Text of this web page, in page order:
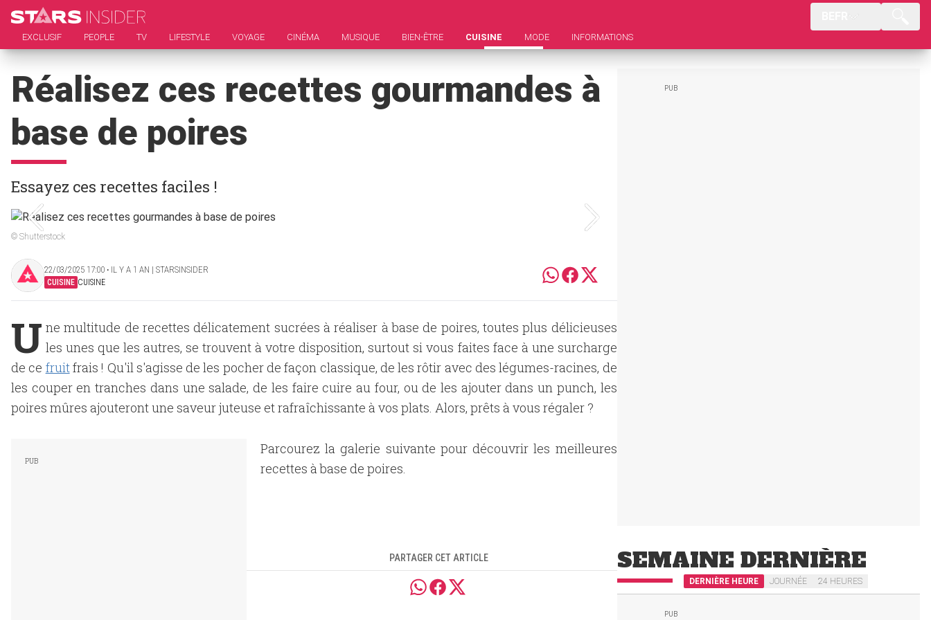
EXCLUSIF PEOPLE TV LIFESTYLE VOYAGE CINÉMA MUSIQUE BIEN-ÊTRE CUISINE MODE INFORMATIONS
Réalisez ces recettes gourmandes à
base de poires
Essayez ces recettes faciles !
© Shutterstock
22/03/2025 17:00 ‧ IL Y A 1 AN | STARSINSIDER
CUISINE CUISINE
U ne multitude de recettes délicatement sucrées à réaliser à base de poires, toutes plus délicieuses
les unes que les autres, se trouvent à votre disposition, surtout si vous faites face à une surcharge
de ce fruitfrais ! Qu'il s'agisse de les pocher de façon classique, de les rôtir avec des légumes-racines, de
les couper en tranches dans une salade, de les faire cuire au four, ou de les ajouter dans un punch, les
poires mûres ajouteront une saveur juteuse et rafraîchissante à vos plats. Alors, prêts à vous régaler ?
Parcourez la galerie suivante pour découvrir les meilleures
recettes à base de poires.
PARTAGER CET ARTICLE SEMAINE DERNIÈRE
DERNIÈRE HEURE JOURNÉE 24 HEURES